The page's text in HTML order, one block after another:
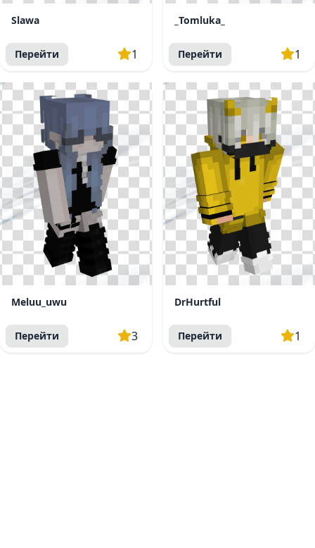
Slawa
Перейти 1
_Tomluka_
Перейти 1
Meluu_uwu
Перейти 3
DrHurtful
Перейти 1